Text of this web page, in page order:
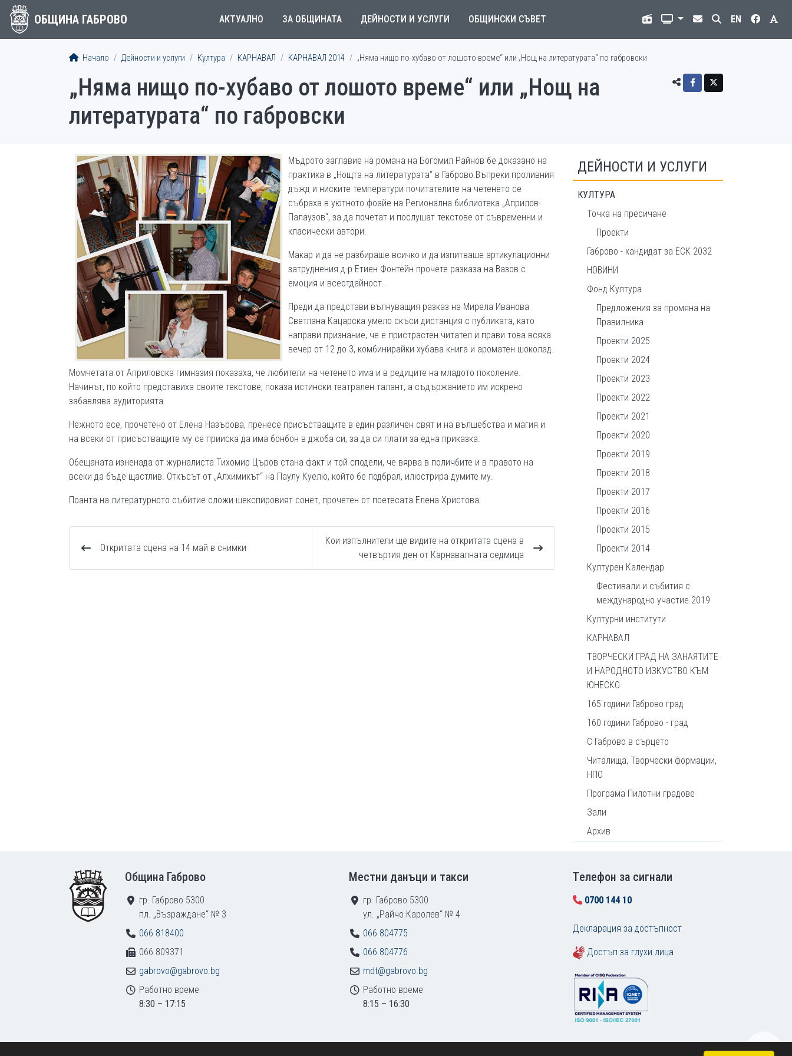
ОБЩИНА ГАБРОВО АКТУАЛНО ЗА ОБЩИНАТА ДЕЙНОСТИ И УСЛУГИ ОБЩИНСКИ СЪВЕТ EN
Начало Дейности и услуги Култура КАРНАВАЛ КАРНАВАЛ 2014 „Няма нищо по-хубаво от лошото време“ или „Нощ на литературата“ по габровски
„Няма нищо по-хубаво от лошото време“ или „Нощ на
литературата“ по габровски
Мъдрото заглавие на романа на Богомил Райнов бе доказано на
практика в „Нощта на литературата“ в Габрово.Въпреки проливния
дъжд и ниските температури почитателите на четенето се
събраха в уютното фоайе на Регионална библиотека „Априлов-
Палаузов“, за да почетат и послушат текстове от съвременни и
класически автори.
Макар и да не разбираше всичко и да изпитваше артикулационни
затруднения д-р Етиен Фонтейн прочете разказа на Вазов с
емоция и всеотдайност.
Преди да представи вълнуващия разказ на Мирела Иванова
Светлана Кацарска умело скъси дистанция с публиката, като
направи признание, че е пристрастен читател и прави това всяка
вечер от 12 до 3, комбинирайки хубава книга и ароматен шоколад.
Момчетата от Априловска гимназия показаха, че любители на четенето има и в редиците на младото поколение.
Начинът, по който представиха своите текстове, показа истински театрален талант, а съдържанието им искрено
забавлява аудиторията.
Нежното есе, прочетено от Елена Назърова, пренесе присъстващите в един различен свят и на вълшебства и магия и
на всеки от присъстващите му се прииска да има бонбон в джоба си, за да си плати за една приказка.
Обещаната изненада от журналиста Тихомир Църов стана факт и той сподели, че вярва в поличбите и в правото на
всеки да бъде щастлив. Откъсът от „Алхимикът“ на Паулу Куелю, който бе подбрал, илюстрира думите му.
Поанта на литературното събитие сложи шекспировият сонет, прочетен от поетесата Елена Христова.
Откритата сцена на 14 май в снимки
Кои изпълнители ще видите на откритата сцена в
четвъртия ден от Карнавалната седмица
ДЕЙНОСТИ И УСЛУГИ
КУЛТУРА
Точка на пресичане
Проекти
Габрово - кандидат за ЕСК 2032
НОВИНИ
Фонд Култура
Предложения за промяна на
Правилника
Проекти 2025
Проекти 2024
Проекти 2023
Проекти 2022
Проекти 2021
Проекти 2020
Проекти 2019
Проекти 2018
Проекти 2017
Проекти 2016
Проекти 2015
Проекти 2014
Културен Календар
Фестивали и събития с
международно участие 2019
Културни институти
КАРНАВАЛ
ТВОРЧЕСКИ ГРАД НА ЗАНАЯТИТЕ
И НАРОДНОТО ИЗКУСТВО КЪМ
ЮНЕСКО
165 години Габрово град
160 години Габрово - град
С Габрово в сърцето
Читалища, Творчески формации,
НПО
Програма Пилотни градове
Зали
Архив
Община Габрово
гр. Габрово 5300
пл. „Възраждане“ № 3
066 818400
066 809371
gabrovo@gabrovo.bg
Работно време
8:30 – 17:15
Местни данъци и такси
гр. Габрово 5300
ул. „Райчо Каролев“ № 4
066 804775
066 804776
mdt@gabrovo.bg
Работно време
8:15 – 16:30
Tелефон за сигнали
0700 144 10
Декларация за достъпност
Достъп за глухи лица